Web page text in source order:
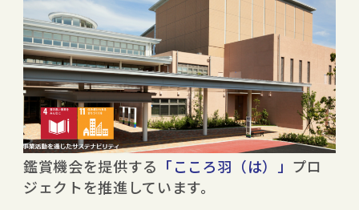
inおおぶ文化交流の杜
JTBコミュニケーションデザイン（JCD）は、
運営に携わる全国の公共文化施設において、子
どもたちの文化芸術体験の格差をなくすこと
を目的に、子どもたちとその家族を演劇や音楽
コンサートなどの公演に招待し、文化芸術の
鑑賞機会を提供する 「こころ羽（は）」 プロ
ジェクトを推進しています。